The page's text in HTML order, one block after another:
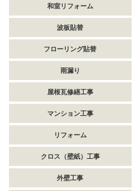
和室リフォーム
波板貼替
フローリング貼替
雨漏り
屋根瓦修繕工事
マンション工事
リフォーム
クロス（壁紙）工事
外壁工事